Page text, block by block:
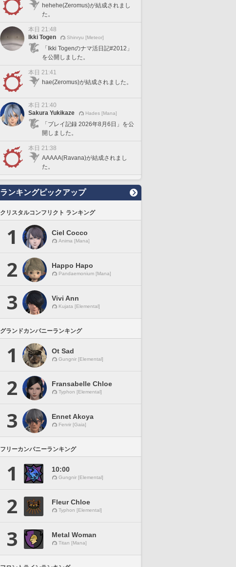
hehehe(Zeromus)が結成されまし
た。
本日 21:48
Ikki Togen
Shinryu [Meteor]
「Ikki Togenのナマ活日記#2012」
を公開しました。
本日 21:41
hae(Zeromus)が結成されました。
本日 21:40
Sakura Yukikaze
Hades [Mana]
「プレイ記録 2026年8月6日」を公
開しました。
本日 21:38
AAAAA(Ravana)が結成されまし
た。
ランキングピックアップ
クリスタルコンフリクト ランキング
1 Ciel Cocco
Anima [Mana]
2 Happo Hapo
Pandaemonium [Mana]
3 Vivi Ann
Kujata [Elemental]
グランドカンパニーランキング
1 Ot Sad
Gungnir [Elemental]
2 Fransabelle Chloe
Typhon [Elemental]
3 Ennet Akoya
Fenrir [Gaia]
フリーカンパニーランキング
1 10:00
Gungnir [Elemental]
2 Fleur Chloe
Typhon [Elemental]
3 Metal Woman
Titan [Mana]